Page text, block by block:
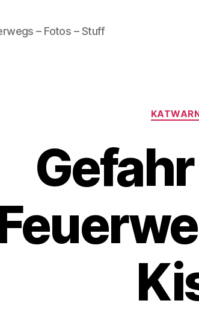
– Fotos – Stuff